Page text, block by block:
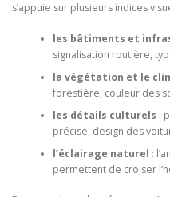
s’appuie sur plusieurs indices
les bâtiments et
signalisation routière,
la végétation et le
forestière, couleur des
les détails culturels :
précise, design des
l’éclairage naturel :
permettent de croiser